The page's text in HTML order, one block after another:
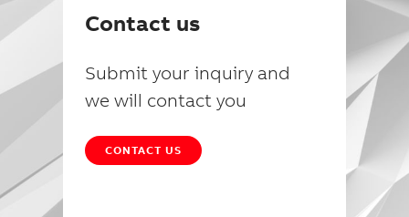
Contact us
Submit your inquiry and
we will contact you
CONTACT US